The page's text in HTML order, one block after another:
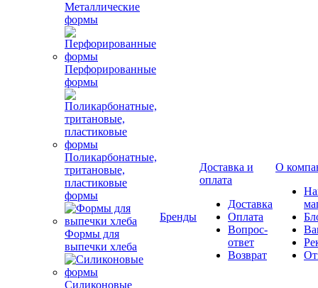
Металлические
формы
Перфорированные
формы
Поликарбонатные,
тритановые,
пластиковые
формы
Формы для
выпечки хлеба
Силиконовые
Бренды
Доставка и
оплата
Доставка
Оплата
Вопрос-
ответ
Возврат
О